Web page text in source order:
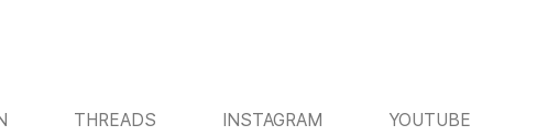
THREADS INSTAGRAM YOUTUBE